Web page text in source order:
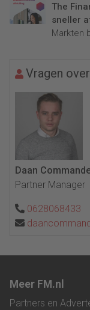
The
sneller
Markten
Vragen
Daan
Partner Manager
0628068433
Meer FM.nl
Partners en